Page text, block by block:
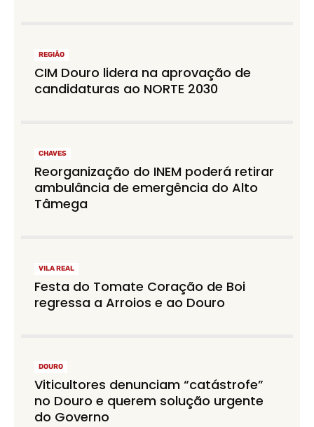
REGIÃO
CIM Douro lidera na aprovação de
candidaturas ao NORTE 2030
CHAVES
Reorganização do INEM poderá retirar
ambulância de emergência do Alto
Tâmega
VILA REAL
Festa do Tomate Coração de Boi
regressa a Arroios e ao Douro
DOURO
Viticultores denunciam “catástrofe”
no Douro e querem solução urgente
do Governo